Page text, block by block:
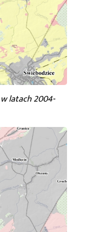
w latach 2004-